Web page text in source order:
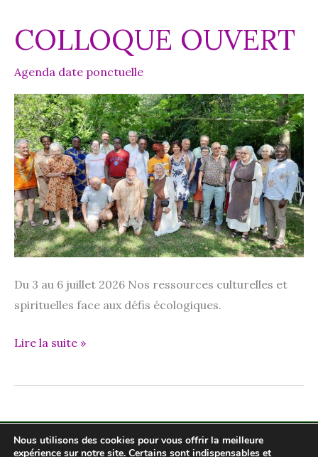
de
prière :
« Vous
êtes
le
sel
de
la terre. »
COLLOQUE OUVERT
Agenda date ponctuelle
Du 3 au 6 juillet 2026 Nos res­sources cultu­relles et
spi­ri­tuelles face aux défis écologiques.
Colloque
Lire la suite »
Nous utilisons des cookies pour vous offrir la meilleure
expérience sur notre site. Certains sont indispensables et